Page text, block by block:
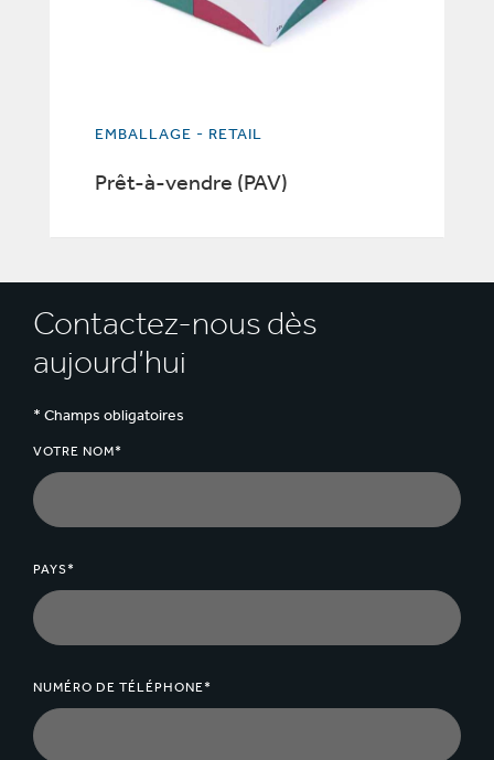
EMBALLAGE - RETAIL
Prêt-à-vendre (PAV)
Contactez-nous dès
aujourd’hui
* Champs obligatoires
VOTRE NOM*
PAYS*
NUMÉRO DE TÉLÉPHONE*